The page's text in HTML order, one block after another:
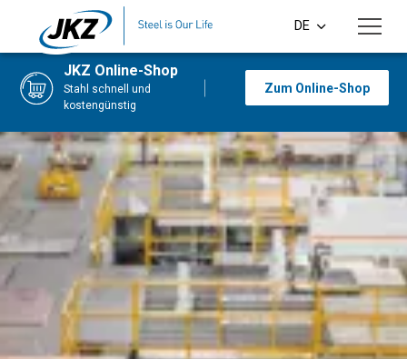
Skip to main content
EN
DE
PL
SI
HU
JKZ Online-Shop
Stahl schnell und
kostengünstig
Zum Online-Shop